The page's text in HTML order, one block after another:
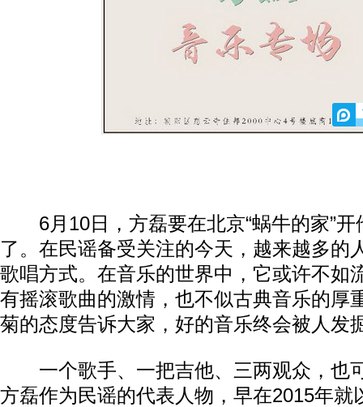
6月10日，方磊要在北京“蜗牛的家”开
了。在民谣备受关注的今天，越来越多的
歌唱方式。在音乐的世界中，它或许不如
有摇滚歌曲的激情，也不似古典音乐的厚
菊的态度告诉大家，好的音乐终会被人发
一个歌手、一把吉他、三两观众，也
方磊作为民谣的代表人物，早在2015年就